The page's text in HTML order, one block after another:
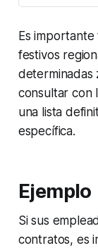
Es
festivos
determinadas
consultar con
una lista
específica.
Ejemplo
Si sus
contratos, es